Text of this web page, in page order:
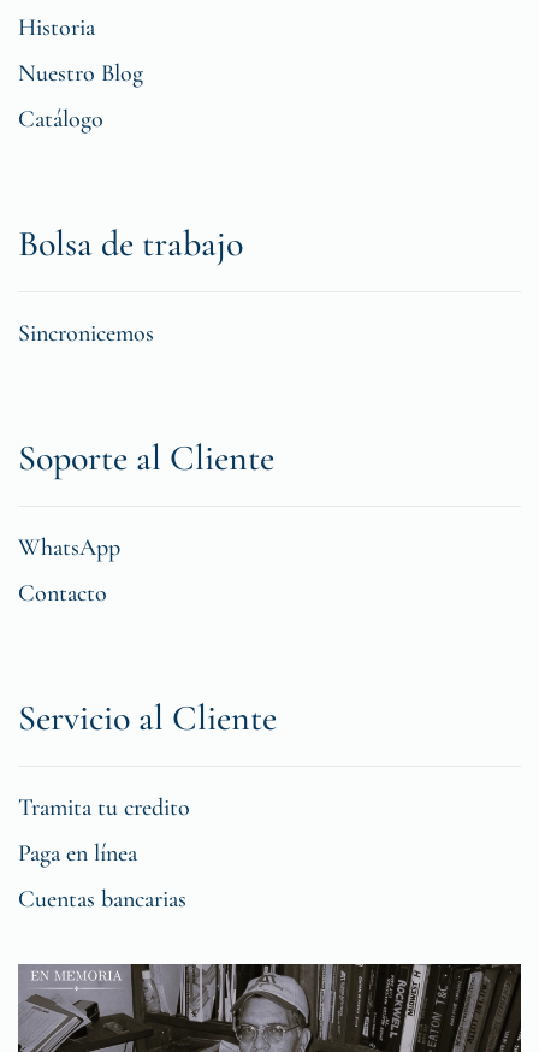
Historia
Nuestro Blog
Catálogo
Bolsa de trabajo
Sincronicemos
Soporte al Cliente
WhatsApp
Contacto
Servicio al Cliente
Tramita tu credito
Paga en línea
Cuentas bancarias